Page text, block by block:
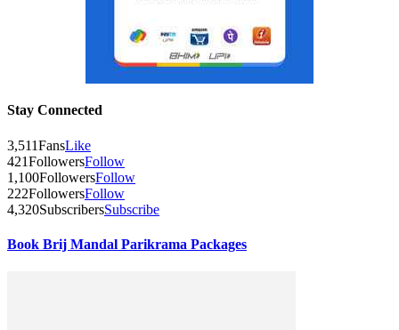
Stay Connected
3,511FansLike
421FollowersFollow
1,100FollowersFollow
222FollowersFollow
4,320SubscribersSubscribe
Book Brij Mandal Parikrama Packages